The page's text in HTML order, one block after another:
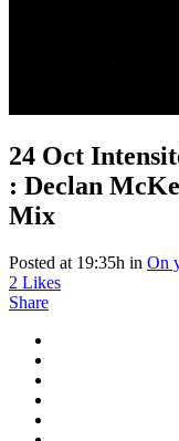
24 Oct
: Declan
Mix
Posted at 19:35h in On
2 Likes
Share